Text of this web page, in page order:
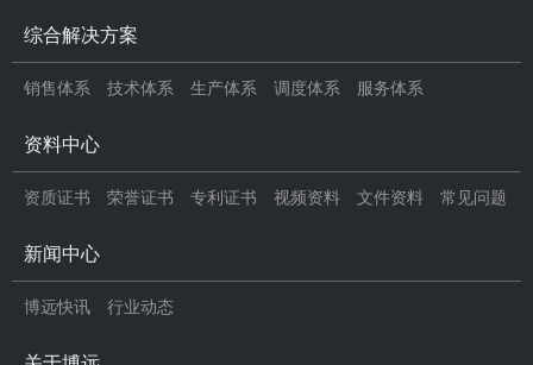
综合解决方案
销售体系 技术体系 生产体系 调度体系 服务体系
资料中心
资质证书 荣誉证书 专利证书 视频资料 文件资料 常见问题
新闻中心
博远快讯 行业动态